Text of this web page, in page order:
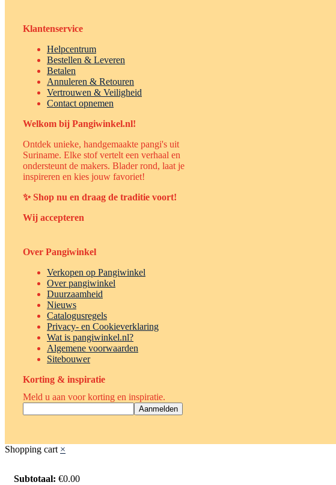
Klantenservice
Helpcentrum
Bestellen & Leveren
Betalen
Annuleren & Retouren
Vertrouwen & Veiligheid
Contact opnemen
Welkom bij Pangiwinkel.nl!
Ontdek unieke, handgemaakte pangi's uit
Suriname. Elke stof vertelt een verhaal en
ondersteunt de makers. Blader rond, laat je
inspireren en kies jouw favoriet!
✨ Shop nu en draag de traditie voort!
Wij accepteren
Over Pangiwinkel
Verkopen op Pangiwinkel
Over pangiwinkel
Duurzaamheid
Nieuws
Catalogusregels
Privacy- en Cookieverklaring
Wat is pangiwinkel.nl?
Algemene voorwaarden
Sitebouwer
Korting & inspiratie
Meld u aan voor korting en inspiratie.
Shopping cart ×
Subtotaal: €0.00